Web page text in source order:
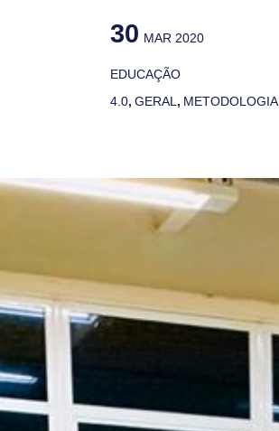
30 MAR 2020
EDUCAÇÃO
4.0,GERAL , METODOLOGIA